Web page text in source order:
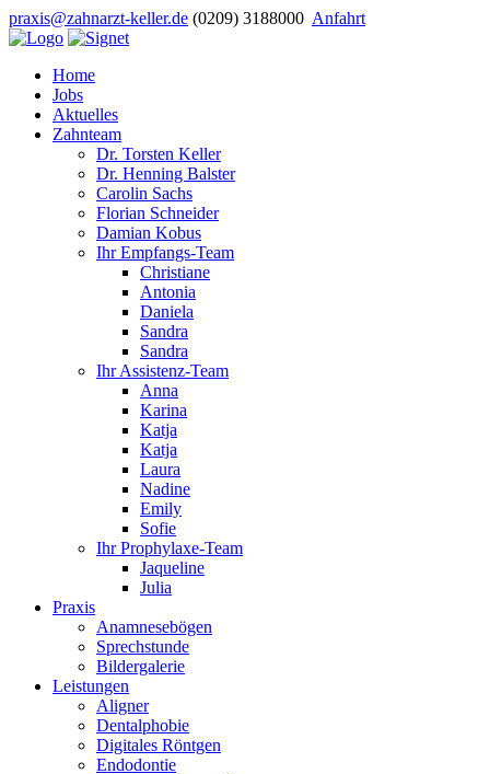
praxis@zahnarzt-keller.de (0209) 3188000 Anfahrt
Home
Jobs
Aktuelles
Zahnteam
Dr. Torsten Keller
Dr. Henning Balster
Carolin Sachs
Florian Schneider
Damian Kobus
Ihr Empfangs-Team
Christiane
Antonia
Daniela
Sandra
Sandra
Ihr Assistenz-Team
Anna
Karina
Katja
Katja
Laura
Nadine
Emily
Sofie
Ihr Prophylaxe-Team
Jaqueline
Julia
Praxis
Anamnesebögen
Sprechstunde
Bildergalerie
Leistungen
Aligner
Dentalphobie
Digitales Röntgen
Endodontie